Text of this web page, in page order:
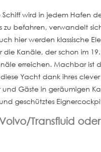
wird in jedem Hafen
befahren, verwandelt
hier werden klassische
die Kanäle, der schon im
erreichen. Machbar ist
Yacht dank ihres
und Gäste in geräumigen
geschütztes
Transfluid